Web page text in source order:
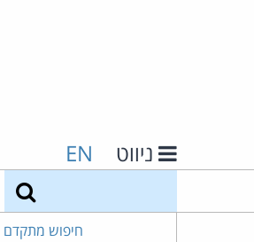
ניווט EN
חיפוש מתקדם